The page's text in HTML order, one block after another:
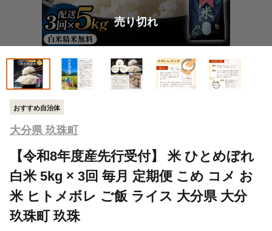
売り切れ
おすすめ自治体
大分県 玖珠町
【令和8年度産先行受付】 米 ひとめぼれ
白米 5kg × 3回 毎月 定期便 こめ コメ お
米 ヒトメボレ ご飯 ライス 大分県 大分
玖珠町 玖珠